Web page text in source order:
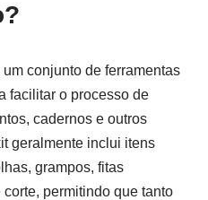
conjunto de ferramentas
facilitar o processo de
cadernos e outros
geralmente inclui itens
grampos, fitas
permitindo que tanto